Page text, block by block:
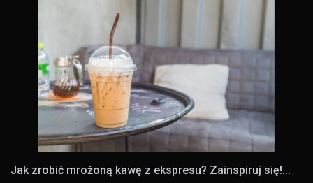
Jak zrobić mrożoną kawę z ekspresu? Zainspiruj się!...